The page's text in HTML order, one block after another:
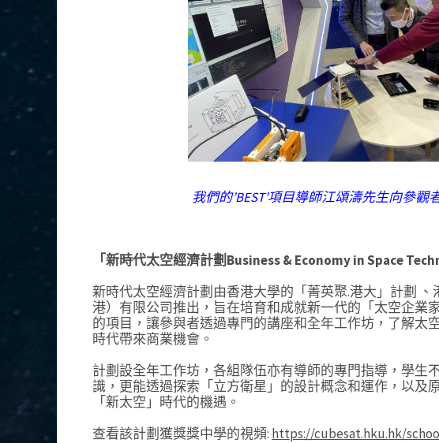
我們的’BEST’項目導師江頌濤先生向參觀
「新時代太空經濟計劃Business & Economy in Space
新時代太空經濟計劃由香港大學的「菁英聚.港大」計劃
港）有限公司推出，旨在培育和成就新一代的「太空企業
的項目，讓參與者透過專門的講座和全年工作坊，了解太
時代帶來商業機會。
計劃設全年工作坊，各組隊伍亦有導師的專門指導，學生
識，更能透過探索「立方衛星」的設計概念和運作，以及
「新太空」時代的機遇。
查看該計劃獲獎獎中學的視頻: https://cubesat.hku.hk/